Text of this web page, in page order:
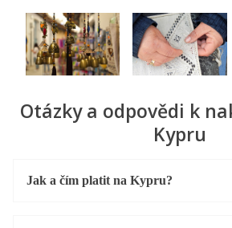
Otázky a odpovědi k
Kypru
Jak a čím platit na Kypru?